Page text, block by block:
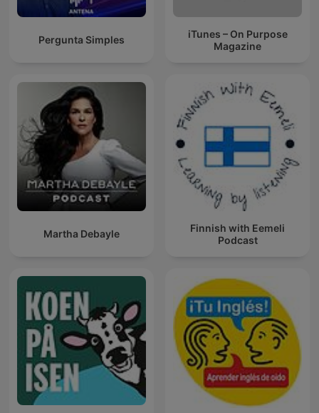
Pergunta Simples
iTunes – On Purpose
Magazine
Martha Debayle
Finnish with Eemeli
Podcast